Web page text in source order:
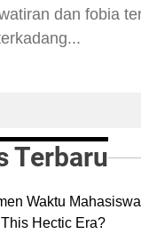
dan fobia
Terbaru
Waktu
Hectic Era?